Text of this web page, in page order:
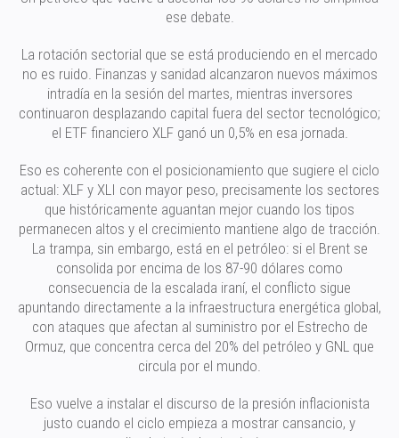
ese debate.
La rotación sectorial que se está produciendo en el mercado
no es ruido. Finanzas y sanidad alcanzaron nuevos máximos
intradía en la sesión del martes, mientras inversores
continuaron desplazando capital fuera del sector tecnológico;
el ETF financiero XLF ganó un 0,5% en esa jornada.
Eso es coherente con el posicionamiento que sugiere el ciclo
actual: XLF y XLI con mayor peso, precisamente los sectores
que históricamente aguantan mejor cuando los tipos
permanecen altos y el crecimiento mantiene algo de tracción.
La trampa, sin embargo, está en el petróleo: si el Brent se
consolida por encima de los 87-90 dólares como
consecuencia de la escalada iraní, el conflicto sigue
apuntando directamente a la infraestructura energética global,
con ataques que afectan al suministro por el Estrecho de
Ormuz, que concentra cerca del 20% del petróleo y GNL que
circula por el mundo.
Eso vuelve a instalar el discurso de la presión inflacionista
justo cuando el ciclo empieza a mostrar cansancio, y